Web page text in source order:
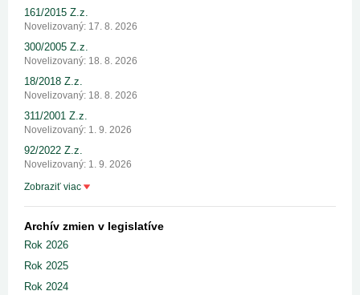
161/2015 Z.z.
Novelizovaný: 17. 8. 2026
300/2005 Z.z.
Novelizovaný: 18. 8. 2026
18/2018 Z.z.
Novelizovaný: 18. 8. 2026
311/2001 Z.z.
Novelizovaný: 1. 9. 2026
92/2022 Z.z.
Novelizovaný: 1. 9. 2026
Zobraziť viac
Archív zmien v legislatíve
Rok 2026
Rok 2025
Rok 2024